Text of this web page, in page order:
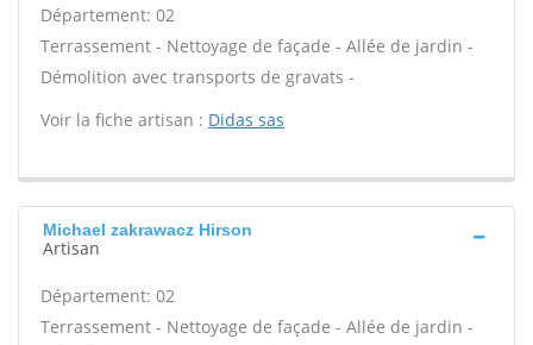
Département: 02
Terrassement - Nettoyage de façade - Allée de jardin -
Démolition avec transports de gravats -
Voir la fiche artisan : Didas sas
Michael zakrawacz Hirson
Artisan
Département: 02
Terrassement - Nettoyage de façade - Allée de jardin -